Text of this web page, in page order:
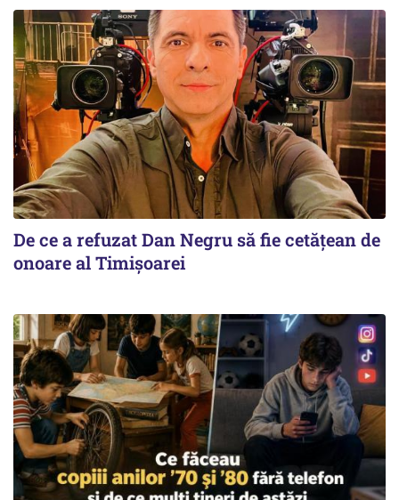
De ce a refuzat Dan Negru să fie cetățean de
onoare al Timișoarei